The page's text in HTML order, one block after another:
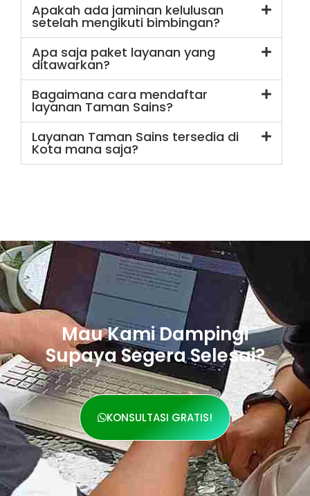
Apakah ada jaminan kelulusan
setelah mengikuti bimbingan?
Apa saja paket layanan yang
ditawarkan?
Bagaimana cara mendaftar
layanan Taman Sains?
Layanan Taman Sains tersedia di
Kota mana saja?
Mau Kami Dampingi
Supaya Segera Selesai?
KONSULTASI GRATIS!